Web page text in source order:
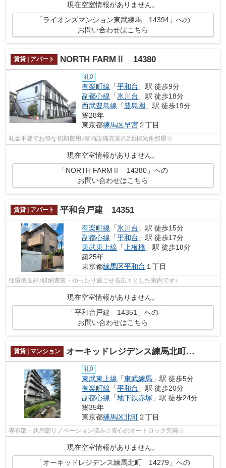
現在空室情報がありません。
「ライオンズマンション東武練馬 14394」への
お問い合わせはこちら
賃貸 | アパート NORTH FARMⅡ 14380
礼0
有楽町線 「平和台 」駅 徒歩9分
副都心線 「氷川台 」駅 徒歩18分
西武豊島線 「豊島園 」駅 徒歩19分
築28年
東京都練馬区早宮２丁目
礼金不要でお得な初期費用♪室内設備充実の2面採光角部屋☆
現在空室情報がありません。
「NORTH FARMⅡ 14380」への
お問い合わせはこちら
賃貸 | アパート 平和台戸建 14351
有楽町線 「氷川台 」駅 徒歩15分
副都心線 「平和台 」駅 徒歩17分
東武東上線 「 上板橋 」駅 徒歩18分
築25年
東京都練馬区平和台 １丁目
住環境良好♪収納豊富・ゆったり過ごせる広々とした室内です♪
現在空室情報がありません。
「平和台戸建 14351」への
お問い合わせはこちら
賃貸 | マンション オーキッドレジデンス練馬北町 14279
礼0
東武東上線 「東武練馬 」駅 徒歩5分
有楽町線 「平和台 」駅 徒歩20分
副都心線 「地下鉄赤塚 」駅 徒歩24分
築35年
東京都練馬区北町２丁目
専有部・共用部リノベーション済み☆安心のオートロック完備☆
現在空室情報がありません。
「オーキッドレジデンス練馬北町 14279」への